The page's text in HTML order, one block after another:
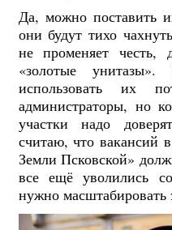
Да, можно поставить
они будут тихо
не променяет честь,
«золотые
использовать их
администраторы, но
участки надо
считаю, что вакансий
Земли Псковской»
все ещё уволились
нужно масштабировать